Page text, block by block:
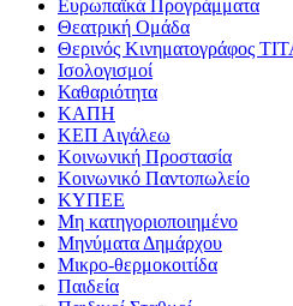
Ευρωπαϊκά Προγράμματα
Θεατρική Ομάδα
Θερινός Κινηματογράφος
Ισολογισμοί
Καθαριότητα
ΚΑΠΗ
ΚΕΠ Αιγάλεω
Κοινωνική Προστασία
Κοινωνικό Παντοπωλείο
ΚΥΠΕΕ
Μη κατηγοριοποιημένο
Μηνύματα Δημάρχου
Μικρο-θερμοκοιτίδα
Παιδεία